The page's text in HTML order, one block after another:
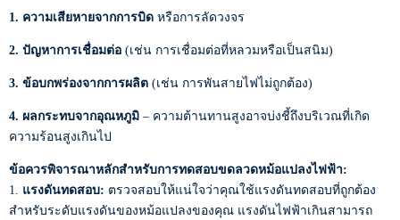
1. ความเสียหายจากการบิด หรือการลัดวงจร
2. ปัญหาการเชื่อมต่อ (เช่น การเชื่อมต่อที่หลวมหรือเป็นสนิม)
3. ข้อบกพร่องจากการผลิต (เช่น การพันสายไฟไม่ถูกต้อง)
4. ผลกระทบจากอุณหภูมิ – ความต้านทานสูงอาจบ่งชี้ถึงบริเวณที่เกิด
ความร้อนสูงเกินไป
ข้อควรพิจารณาหลักสำหรับการทดสอบขดลวดหม้อแปลงไฟฟ้า:
1. แรงดันทดสอบ: ตรวจสอบให้แน่ใจว่าคุณใช้แรงดันทดสอบที่ถูกต้อง
สำหรับระดับแรงดันของหม้อแปลงของคุณ แรงดันไฟฟ้าเกินสามารถ